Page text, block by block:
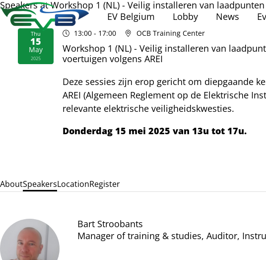
EV Belgium Lobby News
Speakers at Workshop 1 (NL) - Veilig installeren van
Thu
15
May
2025
13:00 - 17:00 OCB Training Center
Workshop 1 (NL) - Veilig installeren van
voertuigen volgens AREI
Deze sessies zijn erop gericht om diepgaande
AREI (Algemeen Reglement op de Elektrische
relevante elektrische veiligheidskwesties.
Donderdag 15 mei 2025 van 13u tot 17u.
AboutSpeakersLocationRegister
Bart Stroobants
Manager of training & studies, Auditor,